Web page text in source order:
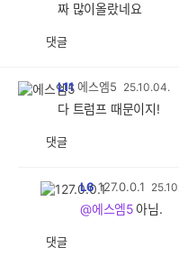
짜 많이올랐네요
댓글
L11 에스엠5 25.10.04.
다 트럼프 때문이지!
댓글
L6 127.0.0.1
@에스엠5 아님.
댓글